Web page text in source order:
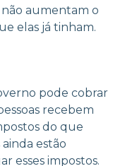
aumentam o
elas já tinham.
pode cobrar
recebem
do que
estão
esses impostos.